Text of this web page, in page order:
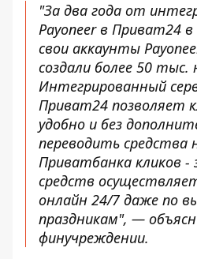
"За два года от
Payoneer в Приват24 в
свои аккаунты
создали более 50
Интегрированный
Приват24 позволяет
удобно и без
переводить
Приватбанка кликов -
средств
онлайн 24/7 даже по
праздникам", —
финучреждении.